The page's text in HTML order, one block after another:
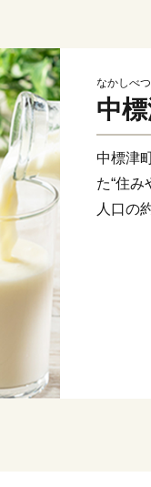
なかしべ
中
中標津
た“住
人口の
ップク
また、
を知床
た道東